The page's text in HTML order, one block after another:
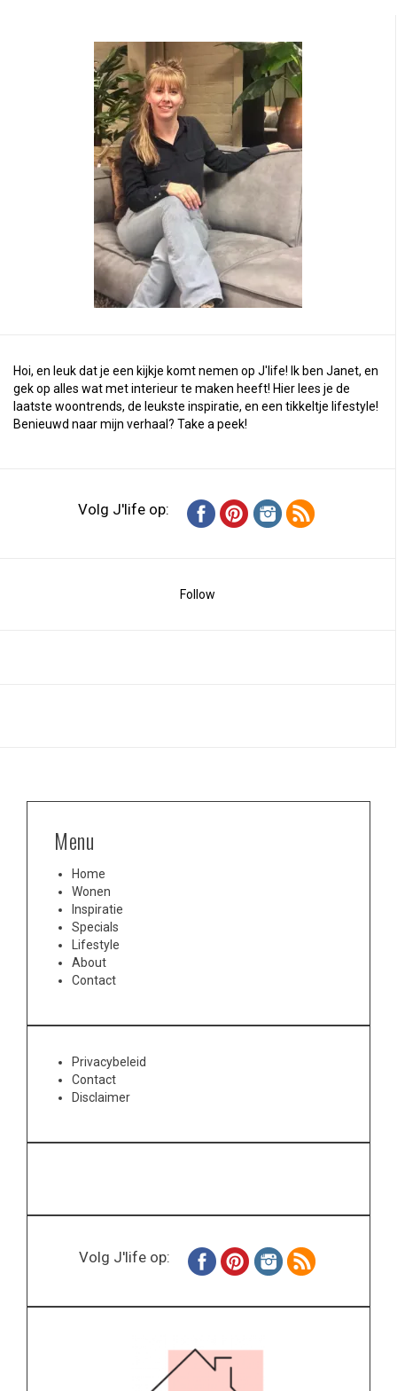
Hoi, en leuk dat je een kijkje komt nemen op J'life! Ik ben Janet, en
gek op alles wat met interieur te maken heeft! Hier lees je de
laatste woontrends, de leukste inspiratie, en een tikkeltje lifestyle!
Benieuwd naar mijn verhaal? Take a peek!
Volg J'life op:
Follow
Menu
Home
Wonen
Inspiratie
Specials
Lifestyle
About
Contact
Privacybeleid
Contact
Disclaimer
Volg J'life op: